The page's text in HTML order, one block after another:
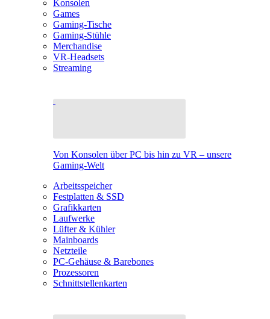
Konsolen
Games
Gaming-Tische
Gaming-Stühle
Merchandise
VR-Headsets
Streaming
Von Konsolen über PC bis hin zu VR – unsere
Gaming-Welt
Arbeitsspeicher
Festplatten & SSD
Grafikkarten
Laufwerke
Lüfter & Kühler
Mainboards
Netzteile
PC-Gehäuse & Barebones
Prozessoren
Schnittstellenkarten